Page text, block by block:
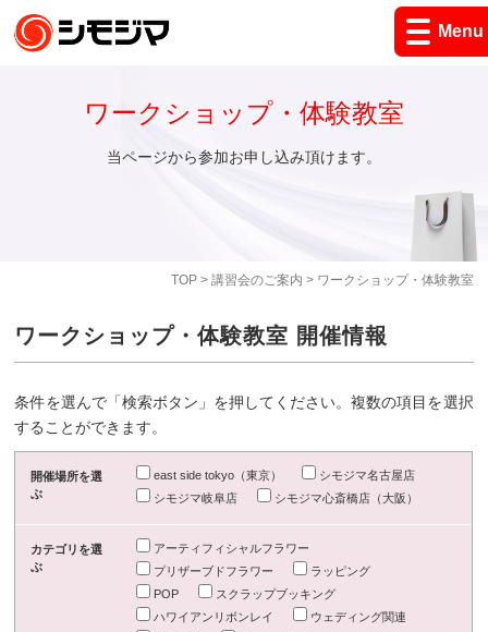
Menu
TOP> 講習会のご案内 > ワークショップ・体験教室
ワークショップ・体験教室
当ページから参加お申し込み頂けます。
ワークショップ・体験教室 開催情報
条件を選んで「検索ボタン」を押してください。複数の項目を選択
することができます。
開催場所を選
ぶ
east side tokyo（東京）
シモジマ名古屋店
シモジマ岐阜店
シモジマ心斎橋店（大阪）
カテゴリを選
ぶ
アーティフィシャルフラワー
プリザーブドフラワー
ラッピング
POP
スクラップブッキング
ハワイアンリボンレイ
ウェディング関連